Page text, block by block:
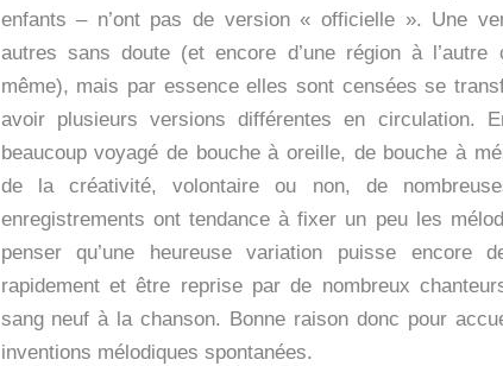
enfants – n’ont pas de version « officielle ». Une
autres sans doute (et encore d’une région à l’autre
même), mais par essence elles sont censées se
avoir plusieurs versions différentes en circulation.
beaucoup voyagé de bouche à oreille, de bouche à
de la créativité, volontaire ou non, de
enregistrements ont tendance à fixer un peu les
penser qu’une heureuse variation puisse encore
rapidement et être reprise par de nombreux
sang neuf à la chanson. Bonne raison donc pour
inventions mélodiques spontanées.